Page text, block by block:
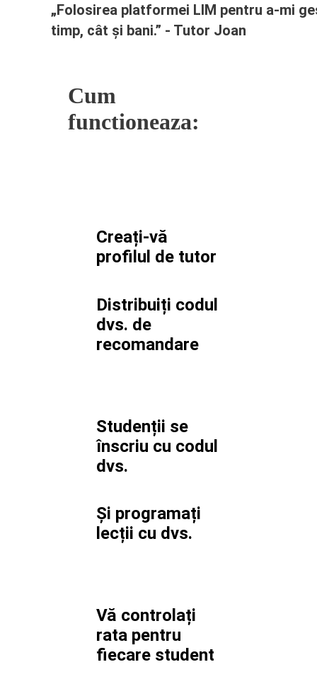
„Folosirea platformei LIM pentru a-mi
timp, cât și bani.” - Tutor Joan
Cum
functioneaza:
Creați-vă
profilul de tutor
Distribuiți codul
dvs. de
recomandare
Studenții se
înscriu cu codul
dvs.
Și programați
lecții cu dvs.
Vă controlați
rata pentru
fiecare student